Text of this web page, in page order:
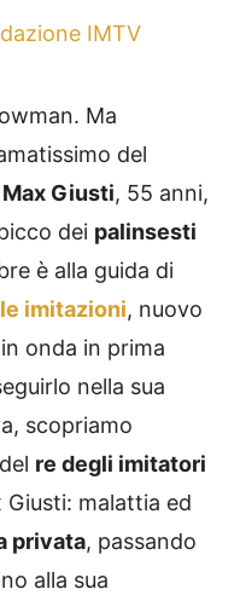
IMTV
Ma
del
Max Giusti, 55 anni,
dei palinsesti
è alla guida di
imitazioni, nuovo
onda in prima
nella sua
scopriamo
re degli imitatori
malattia ed
privata, passando
alla sua